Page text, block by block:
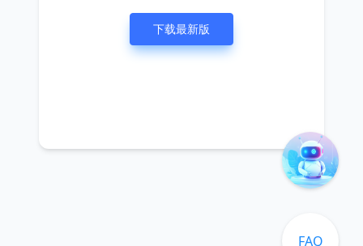
下载最新版
FAQ